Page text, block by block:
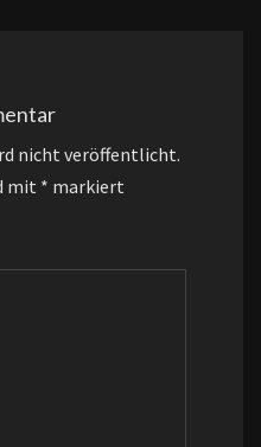
nicht veröffentlicht.
mit * markiert